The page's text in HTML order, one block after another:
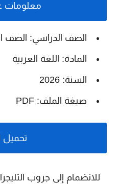
معلومات
الصف الدراسي: الصف
المادة: اللغة العربية
السنة: 2026
صيغة الملف: PDF
تحميل
للانضمام إلى جروب